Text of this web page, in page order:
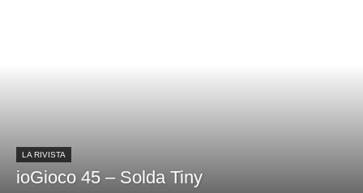
LA RIVISTA
ioGioco 45 – Solda Tiny